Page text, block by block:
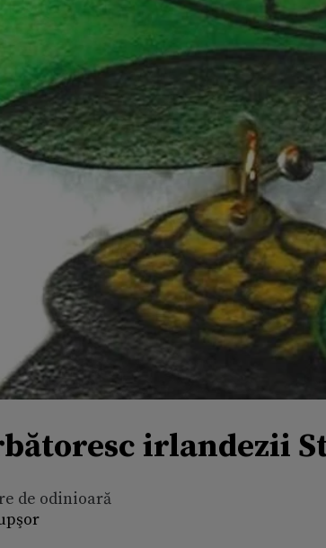
irlandezii
de odinioară